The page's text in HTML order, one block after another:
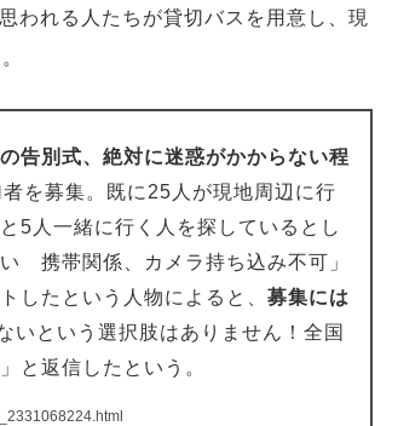
われる人たちが貸切バスを用意し、現
告別式、絶対に迷惑がかからない程
を募集。既に25人が現地周辺に行
5人一緒に行く人を探しているとし
携帯関係、カメラ持ち込み不可」
したという人物によると、 募集には
いという選択肢はありません！全国
と返信したという。